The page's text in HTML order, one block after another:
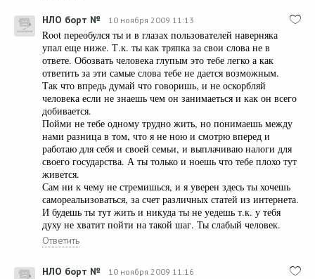
НЛО борт № 10 ноября 2009 11:13
Root переобулся ты и в глазах пользователей наверняка
упал еще ниже. Т.к. ты как тряпка за свои слова не в
ответе. Обозвать человека глупым это тебе легко а как
ответить за эти самые слова тебе не дается возможным.
Так что впредь думай что говоришь, и не оскорбляй
человека если не знаешь чем он занимаеться и как он всего
добивается.
Пойми не тебе одному трудно жить, но понимаешь между
нами разница в том, что я не ною и смотрю вперед и
работаю для себя и своей семьи, и выплачиваю налоги для
своего государства. А ты только и ноешь что тебе плохо тут
живется.
Сам ни к чему не стремишься, и я уверен здесь ты хочешь
самореальизоваться, за счет различных статей из интернета.
И будешь ты тут жить и никуда ты не уедешь т.к. у тебя
духу не хватит пойти на такой шаг. Ты слабый человек.
Ответить
НЛО борт № 10 ноября 2009 11:16